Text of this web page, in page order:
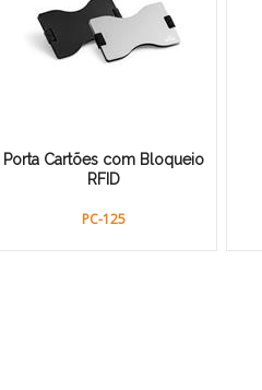
Porta Cartões com Bloqueio
RFID
PC-125